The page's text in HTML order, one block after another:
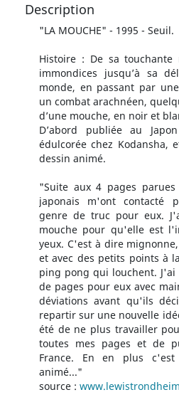
Description
"LA MOUCHE" - 1995 - Seuil.
Histoire : De sa touchante
immondices jusqu’à sa
monde, en passant par
un combat arachnéen,
d’une mouche, en noir et
D’abord publiée au
édulcorée chez Kodansha,
dessin animé.
"Suite aux 4 pages
japonais m'ont contacté
genre de truc pour eux.
mouche pour qu'elle est
yeux. C'est à dire
et avec des petits points à
ping pong qui louchent.
de pages pour eux avec
déviations avant qu'ils
repartir sur une nouvelle
été de ne plus travailler
toutes mes pages et de
France. En en plus
animé..."
source :